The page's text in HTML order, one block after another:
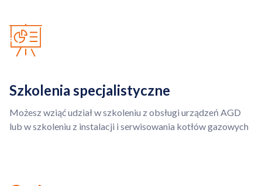
Szkolenia specjalistyczne
Możesz wziąć udział w szkoleniu z obsługi urządzeń AGD
lub w szkoleniu z instalacji i serwisowania kotłów gazowych